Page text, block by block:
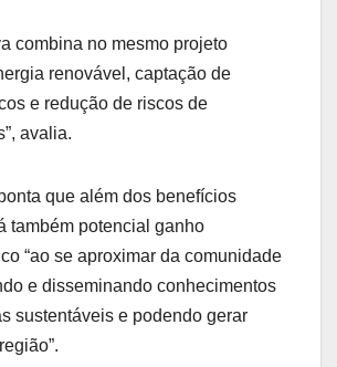
combina no mesmo projeto
renovável, captação de
e redução de riscos de
avalia.
que além dos benefícios
também potencial ganho
“ao se aproximar da comunidade
e disseminando conhecimentos
sustentáveis e podendo gerar